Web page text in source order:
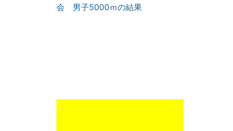
会 男子5000ｍの結果